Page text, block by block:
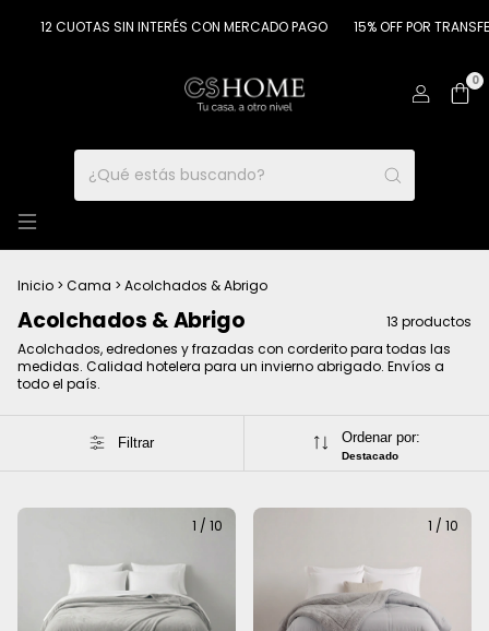
12 CUOTAS SIN INTERÉS CON MERCADO PAGO 15% OFF POR
0
Inicio > Cama > Acolchados & Abrigo
Acolchados & Abrigo
13 productos
Acolchados, edredones y frazadas con corderito para todas las
medidas. Calidad hotelera para un invierno abrigado. Envíos a
todo el país.
Filtrar Ordenar por:
Destacado
1 / 10 1 / 10